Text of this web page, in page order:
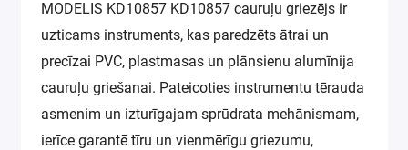
MODELIS KD10857 KD10857 cauruļu griezējs ir
uzticams instruments, kas paredzēts ātrai un
precīzai PVC, plastmasas un plānsienu alumīnija
cauruļu griešanai. Pateicoties instrumentu tērauda
asmenim un izturīgajam sprūdrata mehānismam,
ierīce garantē tīru un vienmērīgu griezumu,